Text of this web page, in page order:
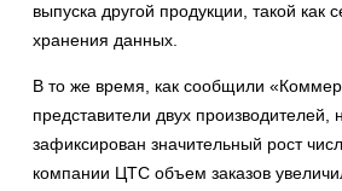
выпуска другой продукции, такой как
хранения данных.
В то же время, как сообщили
представители двух производителей,
зафиксирован значительный рост
компании ЦТС объем заказов